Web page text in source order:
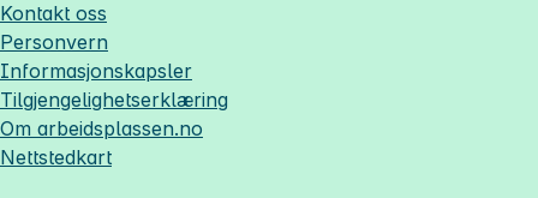
Kontakt oss
Personvern
Informasjonskapsler
Tilgjengelighetserklæring
Om arbeidsplassen.no
Nettstedkart